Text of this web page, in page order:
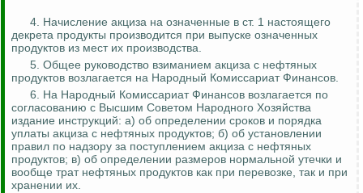
4. Начисление акциза на означенные в ст. 1 настоящего
декрета продукты производится при выпуске означенных
продуктов из мест их производства.
5. Общее руководство взиманием акциза с нефтяных
продуктов возлагается на Народный Комиссариат Финансов.
6. На Народный Комиссариат Финансов возлагается по
согласованию с Высшим Советом Народного Хозяйства
издание инструкций: а) об определении сроков и порядка
уплаты акциза с нефтяных продуктов; б) об установлении
правил по надзору за поступлением акциза с нефтяных
продуктов; в) об определении размеров нормальной утечки и
вообще трат нефтяных продуктов как при перевозке, так и при
хранении их.